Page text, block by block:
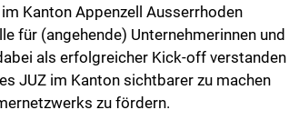
Kanton Appenzell Ausserrhoden
für (angehende) Unternehmerinnen und
als erfolgreicher Kick-off verstanden
JUZ im Kanton sichtbarer zu machen
zu fördern.